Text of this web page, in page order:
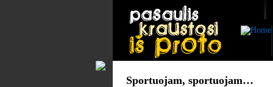
Sportuojam, sportuojam…